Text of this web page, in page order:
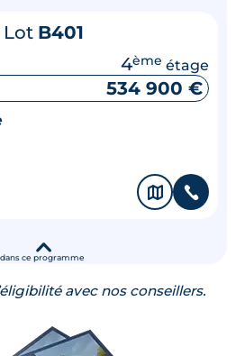
ce programme
Lot B401
4ème étage
534 900 €
🗞 📞
▾
avec nos conseillers.